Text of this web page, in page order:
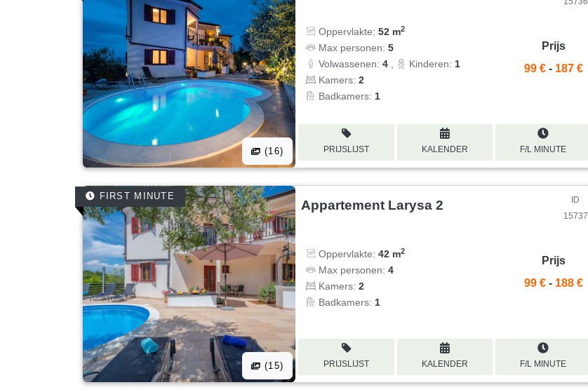
(16)
Oppervlakte:52 m2
Max personen:5
Volwassenen:4 Kinderen: 1
Kamers:2
Badkamers: 1
Prijs
99 € - 187 €
PRIJSLIJST KALENDER F/L MINUTE
FIRST MINUTE
(15)
Appartement Larysa 2
ID
15737
Oppervlakte:42 m2
Max personen:4
Kamers:2
Badkamers:1
Prijs
99 € - 188 €
PRIJSLIJST KALENDER F/L MINUTE